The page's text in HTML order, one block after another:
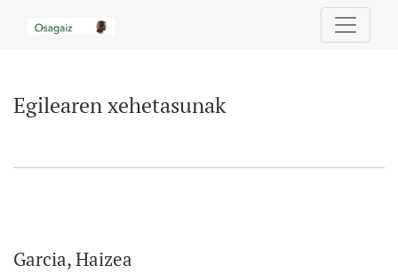
Egilearen xehetasunak
Garcia, Haizea